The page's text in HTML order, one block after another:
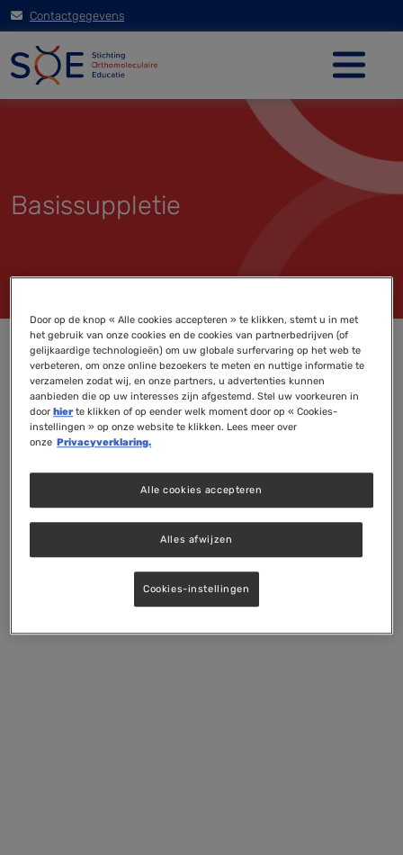
Contactgegevens
Basissuppletie
Door op de knop « Alle cookies accepteren » te klikken, stemt u in met
het gebruik van onze cookies en de cookies van partnerbedrijven (of
gelijkaardige technologieën) om uw globale surfervaring op het web te
verbeteren, om onze online bezoekers te meten en nuttige informatie te
verzamelen zodat wij, en onze partners, u advertenties kunnen
aanbieden die op uw interesses zijn afgestemd. Stel uw voorkeuren in
doorhierte klikken of op eender welk moment door op « Cookies-
instellingen » op onze website te klikken. Lees meer over
onze Privacyverklaring.
Alles afwijzen
Alle cookies accepteren
Cookies-instellingen